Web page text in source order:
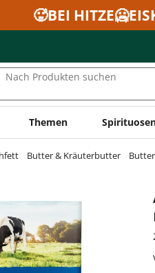
🥵BEI
Nach Produkten suchen
Themen
Butter & Kräuterbutter Butter